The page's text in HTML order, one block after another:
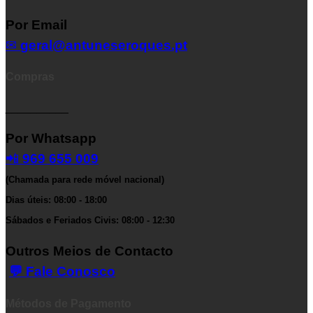
Por Email
✉ geral@antuneseroques.pt
Por Whatsapp
📲 969 655 009
(Chamada para rede móvel nacional)
Dias úteis: 08:00 - 18:00
Sábados e Feriados Civis: 08:00 - 12:30
Outros Meios de Contacto
💬 Fale Conosco